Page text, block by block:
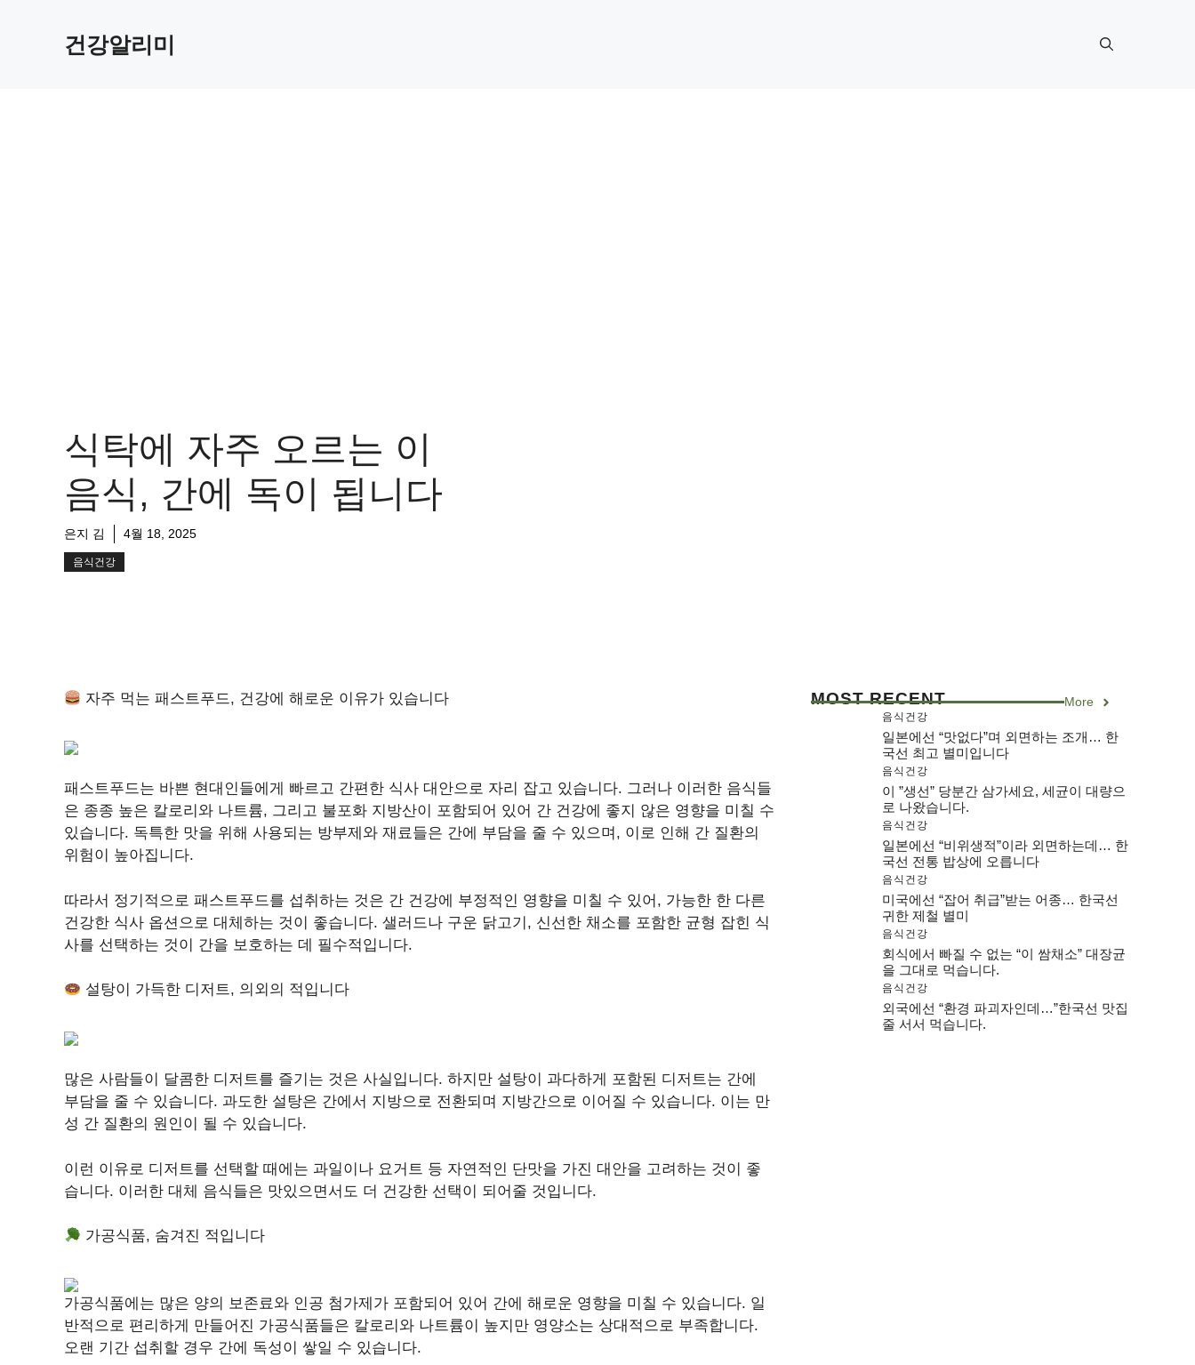
건강알리미
식탁에 자주 오르는 이
음식, 간에 독이 됩니다
은지 김 4월 18, 2025
음식건강
자주 먹는 패스트푸드, 건강에 해로운 이유가 있습니다
패스트푸드는 바쁜 현대인들에게 빠르고 간편한 식사 대안으로 자리 잡고 있습니다. 그러나 이러한 음식들
은 종종 높은 칼로리와 나트륨, 그리고 불포화 지방산이 포함되어 있어 간 건강에 좋지 않은 영향을 미칠 수
있습니다. 독특한 맛을 위해 사용되는 방부제와 재료들은 간에 부담을 줄 수 있으며, 이로 인해 간 질환의
위험이 높아집니다.
따라서 정기적으로 패스트푸드를 섭취하는 것은 간 건강에 부정적인 영향을 미칠 수 있어, 가능한 한 다른
건강한 식사 옵션으로 대체하는 것이 좋습니다. 샐러드나 구운 닭고기, 신선한 채소를 포함한 균형 잡힌 식
사를 선택하는 것이 간을 보호하는 데 필수적입니다.
설탕이 가득한 디저트, 의외의 적입니다
많은 사람들이 달콤한 디저트를 즐기는 것은 사실입니다. 하지만 설탕이 과다하게 포함된 디저트는 간에
부담을 줄 수 있습니다. 과도한 설탕은 간에서 지방으로 전환되며 지방간으로 이어질 수 있습니다. 이는 만
성 간 질환의 원인이 될 수 있습니다.
이런 이유로 디저트를 선택할 때에는 과일이나 요거트 등 자연적인 단맛을 가진 대안을 고려하는 것이 좋
습니다. 이러한 대체 음식들은 맛있으면서도 더 건강한 선택이 되어줄 것입니다.
가공식품, 숨겨진 적입니다
가공식품에는 많은 양의 보존료와 인공 첨가제가 포함되어 있어 간에 해로운 영향을 미칠 수 있습니다. 일
반적으로 편리하게 만들어진 가공식품들은 칼로리와 나트륨이 높지만 영양소는 상대적으로 부족합니다.
오랜 기간 섭취할 경우 간에 독성이 쌓일 수 있습니다.
MOST RECENT More
음식건강
일본에선 “맛없다”며 외면하는 조개… 한
국선 최고 별미입니다
음식건강
이 ”생선” 당분간 삼가세요, 세균이 대량으
로 나왔습니다.
음식건강
일본에선 “비위생적”이라 외면하는데… 한
국선 전통 밥상에 오릅니다
음식건강
미국에선 “잡어 취급”받는 어종… 한국선
귀한 제철 별미
음식건강
회식에서 빠질 수 없는 “이 쌈채소” 대장균
을 그대로 먹습니다.
음식건강
외국에선 “환경 파괴자인데…”한국선 맛집
줄 서서 먹습니다.